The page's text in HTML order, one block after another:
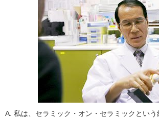
A. 私は、セラミック・オン・セラミックとい